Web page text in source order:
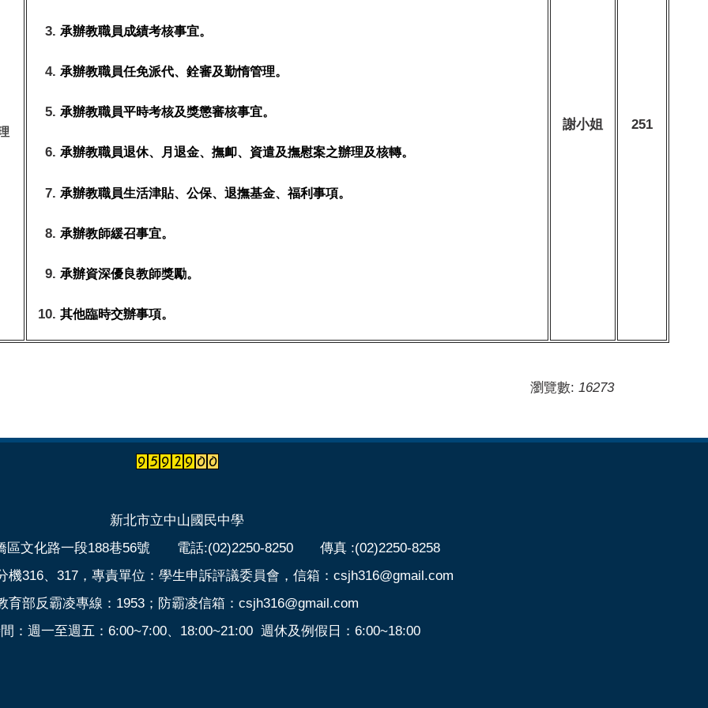
承辦教職員成績考核事宜。
承辦教職員任免派代、銓審及勤惰管理。
承辦教職員平時考核及獎懲審核事宜。
承辦教職員退休、月退金、撫卹、資遣及撫慰案之辦理及核轉。
承辦教職員生活津貼、公保、退撫基金、福利事項。
承辦教師緩召事宜。
承辦資深優良教師獎勵。
其他臨時交辦事項。
謝小姐 251
瀏覽數: 16273
新北市立中山國民中學
區文化路一段188巷56號 電話:(02)2250-8250 傳真 :(02)2250-8258
機316、317，專責單位：學生申訴評議委員會，信箱：csjh316@gmail.com
育部反霸凌專線：1953；防霸凌信箱：csjh316@gmail.com
：週一至週五：6:00~7:00、18:00~21:00 週休及例假日：6:00~18:00